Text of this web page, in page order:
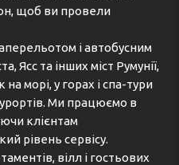
щоб ви провели
і автобусним
Ясс та інших міст Румунії,
на морі, у горах і спа-тури
Ми працюємо в
клієнтам
рівень сервісу.
вілл і гостьових